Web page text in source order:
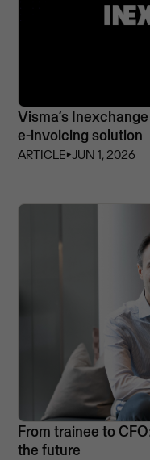
Visma’s
e-invoicing solution
ARTICLE⏵JUN 1, 2026
From trainee to
the future